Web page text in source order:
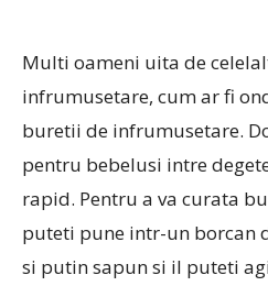
Multi oameni uita de
infrumusetare, cum ar fi
buretii de infrumusetare.
pentru bebelusi intre
rapid. Pentru a va curata
puteti pune intr-un borcan
si putin sapun si il puteti